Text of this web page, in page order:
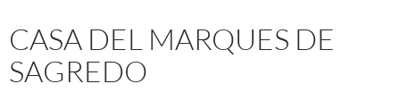
CASA DEL MARQUES DE
SAGREDO